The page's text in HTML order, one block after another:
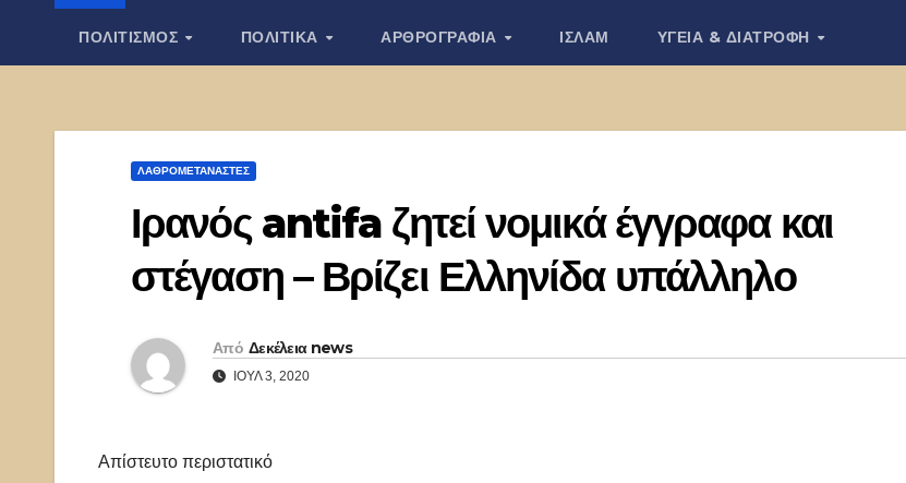
ΠΟΛΙΤΙΣΜΟΣ ΠΟΛΙΤΙΚΑ ΑΡΘΡΟΓΡΑΦΙΑ ΙΣΛΑΜ ΥΓΕΙΑ & ΔΙΑΤΡΟΦΗ
ΛΑΘΡΟΜΕΤΑΝΑΣΤΕΣ
Ιρανός antifa ζητεί νομικά έγγραφα και
στέγαση – Βρίζει Ελληνίδα υπάλληλο
Από Δεκέλεια news
ΙΟΎΛ 3, 2020
Απίστευτο περιστατικό